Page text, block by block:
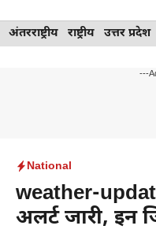
Skip
to
अंतरराष्ट्रीय राष्ट्रीय उत्तर प्रदेश
---
National
weather-
अलर्ट जारी, इन